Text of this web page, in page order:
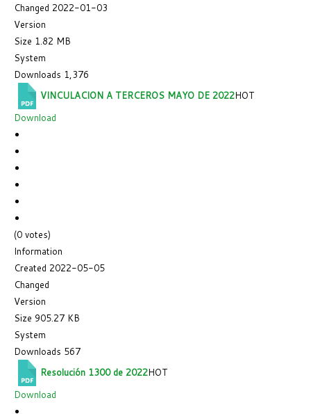
Changed 2022-01-03
Version
Size 1.82 MB
System
Downloads 1,376
VINCULACION A TERCEROS MAYO DE 2022HOT
Download
(0 votes)
Information
Created 2022-05-05
Changed
Version
Size 905.27 KB
System
Downloads 567
Resolución 1300 de 2022HOT
Download